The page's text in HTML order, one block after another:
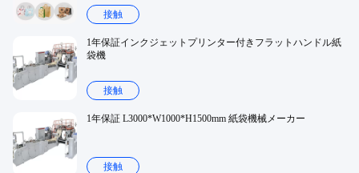
接触
1年保証インクジェットプリンター付きフラットハンドル紙
袋機
接触
1年保証 L3000*W1000*H1500mm 紙袋機械メーカー
接触